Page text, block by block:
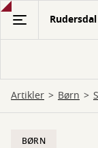
Gå
hovedindhold
Artikler Børn
BØRN